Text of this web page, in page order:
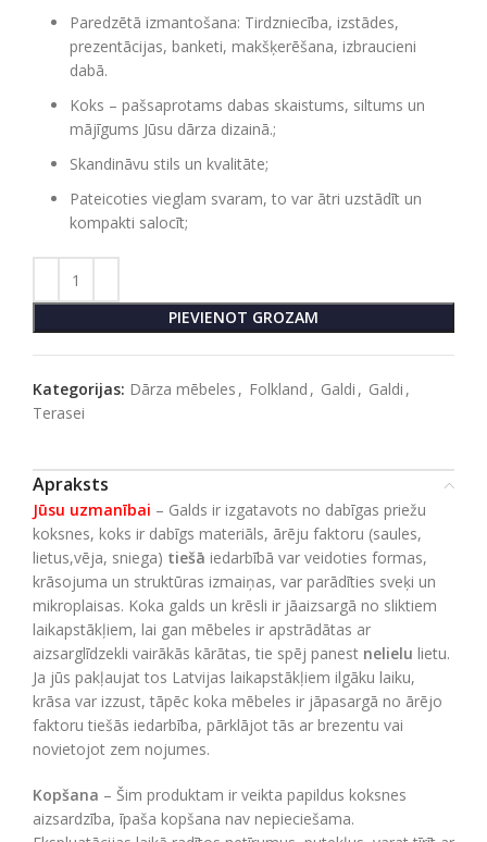
Paredzētā izmantošana: Tirdzniecība, izstādes,
prezentācijas, banketi, makšķerēšana, izbraucieni
dabā.
Koks – pašsaprotams dabas skaistums, siltums un
mājīgums Jūsu dārza dizainā.;
Skandināvu stils un kvalitāte;
Pateicoties vieglam svaram, to var ātri uzstādīt un
kompakti salocīt;
PIEVIENOT GROZAM
Kategorijas: Dārza mēbeles , Folkland , Galdi , Galdi ,
Terasei
Apraksts
Jūsu uzmanībai – Galds ir izgatavots no dabīgas priežu
koksnes, koks ir dabīgs materiāls, ārēju faktoru (saules,
lietus,vēja, sniega) tiešā iedarbībā var veidoties formas,
krāsojuma un struktūras izmaiņas, var parādīties sveķi un
mikroplaisas. Koka galds un krēsli ir jāaizsargā no sliktiem
laikapstākļiem, lai gan mēbeles ir apstrādātas ar
aizsarglīdzekli vairākās kārātas, tie spēj panest nelielu lietu.
Ja jūs pakļaujat tos Latvijas laikapstākļiem ilgāku laiku,
krāsa var izzust, tāpēc koka mēbeles ir jāpasargā no ārējo
faktoru tiešās iedarbība, pārklājot tās ar brezentu vai
novietojot zem nojumes.
Kopšana – Šim produktam ir veikta papildus koksnes
aizsardzība, īpaša kopšana nav nepieciešama.